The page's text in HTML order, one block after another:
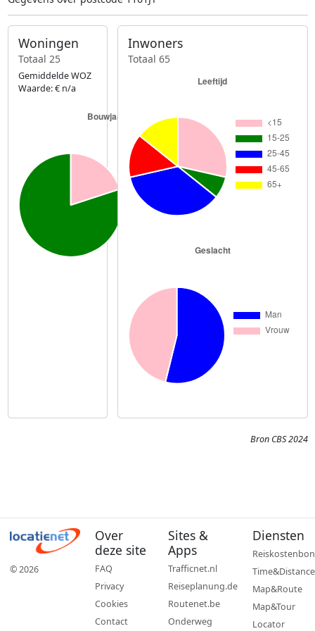
Woningen
Totaal 25
Gemiddelde WOZ
Waarde: € n/a
Inwoners
Totaal 65
Bron CBS 2024
© 2026
Over
deze site
FAQ
Privacy
Cookies
Contact
Sites &
Apps
Trafficnet.nl
Reiseplanung.de
Routenet.be
Onderweg
Diensten
Reiskostenbon
Time&Distance
Map&Route
Map&Tour
Locator